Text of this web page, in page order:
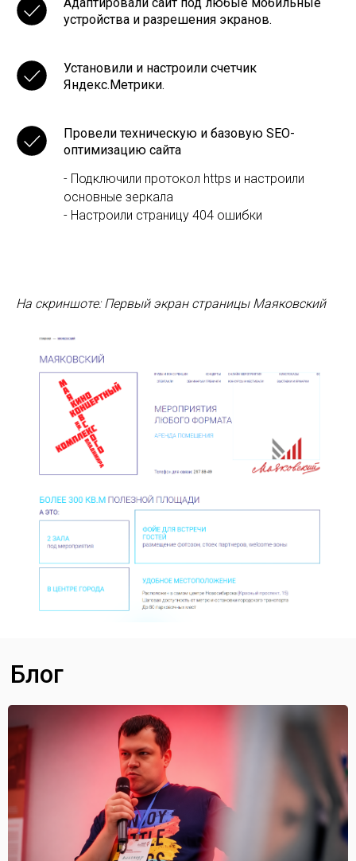
Адаптировали сайт под любые мобильные
устройства и разрешения экранов.
Установили и настроили счетчик
Яндекс.Метрики.
Провели техническую и базовую SEO-
оптимизацию сайта
- Подключили протокол https и настроили
основные зеркала
- Настроили страницу 404 ошибки
На скриншоте: Первый экран страницы Маяковский